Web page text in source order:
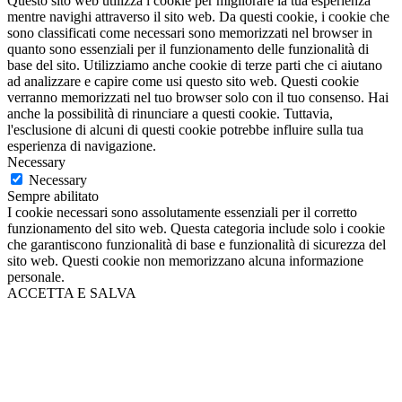
mentre navighi attraverso il sito web. Da questi cookie, i cookie che
sono classificati come necessari sono memorizzati nel browser in
quanto sono essenziali per il funzionamento delle funzionalità di
base del sito. Utilizziamo anche cookie di terze parti che ci aiutano
ad analizzare e capire come usi questo sito web. Questi cookie
verranno memorizzati nel tuo browser solo con il tuo consenso. Hai
anche la possibilità di rinunciare a questi cookie. Tuttavia,
l'esclusione di alcuni di questi cookie potrebbe influire sulla tua
esperienza di navigazione.
Necessary
Necessary
Sempre abilitato
I cookie necessari sono assolutamente essenziali per il corretto
funzionamento del sito web. Questa categoria include solo i cookie
che garantiscono funzionalità di base e funzionalità di sicurezza del
sito web. Questi cookie non memorizzano alcuna informazione
personale.
ACCETTA E SALVA